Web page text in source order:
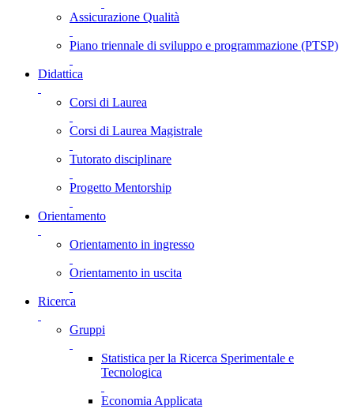
Assicurazione Qualità
Piano triennale di sviluppo e programmazione (PTSP)
Didattica
Corsi di Laurea
Corsi di Laurea Magistrale
Tutorato disciplinare
Progetto Mentorship
Orientamento
Orientamento in ingresso
Orientamento in uscita
Ricerca
Gruppi
Statistica per la Ricerca Sperimentale e
Tecnologica
Economia Applicata